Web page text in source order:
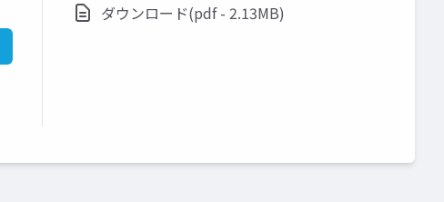
ダウンロード(pdf - 2.13MB)